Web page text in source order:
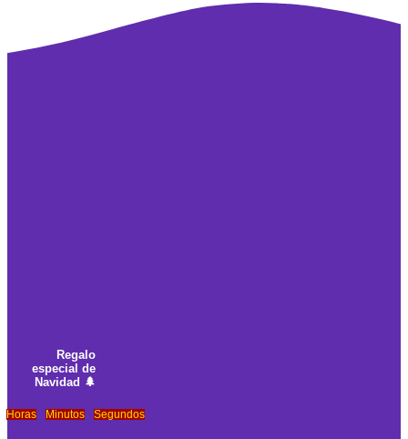
contenido
Regalo
especial de
Navidad 🌲
Horas Minutos Segundos